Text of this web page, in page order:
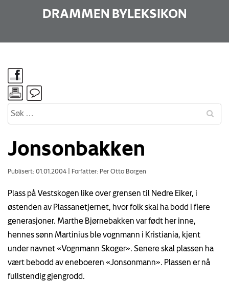
DRAMMEN BYLEKSIKON
Jonsonbakken
Publisert: 01.01.2004 Forfatter: Per Otto Borgen
Plass på Vestskogen like over grensen til Nedre Eiker, i
østenden av Plassanetjernet, hvor folk skal ha bodd i flere
generasjoner. Marthe Bjørnebakken var født her inne,
hennes sønn Martinius ble vognmann i Kristiania, kjent
under navnet «Vognmann Skoger». Senere skal plassen ha
vært bebodd av eneboeren «Jonsonmann». Plassen er nå
fullstendig gjengrodd.